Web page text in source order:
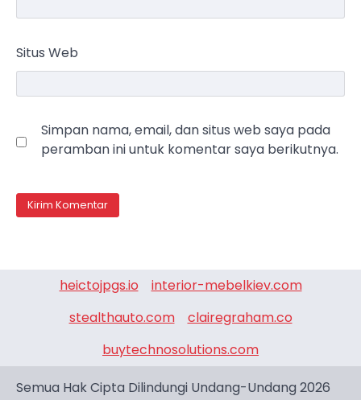
Situs Web
Simpan nama, email, dan situs web saya pada
peramban ini untuk komentar saya berikutnya.
heictojpgs.io
interior-mebelkiev.com
stealthauto.com
clairegraham.co
buytechnosolutions.com
Semua Hak Cipta Dilindungi Undang-Undang 2026